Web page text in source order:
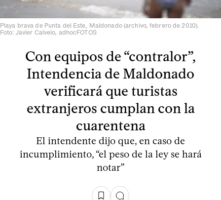
Playa brava de Punta del Este, Maldonado (archivo, febrero de 2010).
Foto: Javier Calvelo, adhocFOTOS
Con equipos de “contralor”,
Intendencia de Maldonado
verificará que turistas
extranjeros cumplan con la
cuarentena
El intendente dijo que, en caso de
incumplimiento, “el peso de la ley se hará
notar”